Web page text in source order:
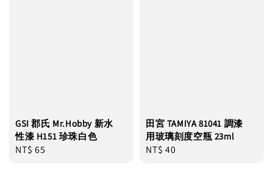
GSI 郡氏 Mr.Hobby 新水
性漆 H151 珍珠白色
Regular
NT$ 65
田宮 TAMIYA 81041 調漆
用玻璃刻度空瓶 23ml
Regular
NT$ 40